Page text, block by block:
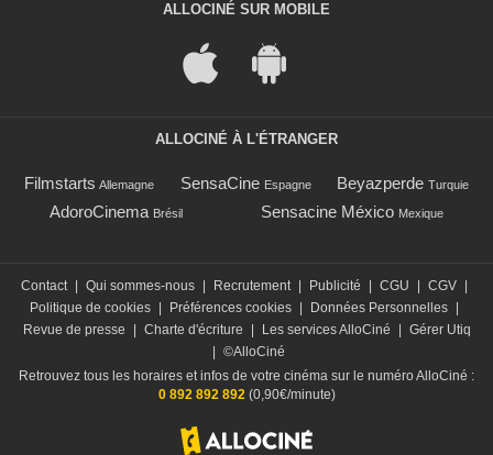
ALLOCINÉ SUR MOBILE
ALLOCINÉ À L'ÉTRANGER
Filmstarts Allemagne SensaCine Espagne Beyazperde Turquie
AdoroCinema Brésil Sensacine México Mexique
Contact Qui sommes-nous Recrutement Publicité CGU CGV
Politique de cookies
Préférences cookies Données Personnelles
Revue de presse
Charte d'écriture Les services AlloCiné
Gérer Utiq
©AlloCiné
Retrouvez tous les horaires et infos de votre cinéma sur le numéro AlloCiné :
0 892 892 892(0,90€/minute)